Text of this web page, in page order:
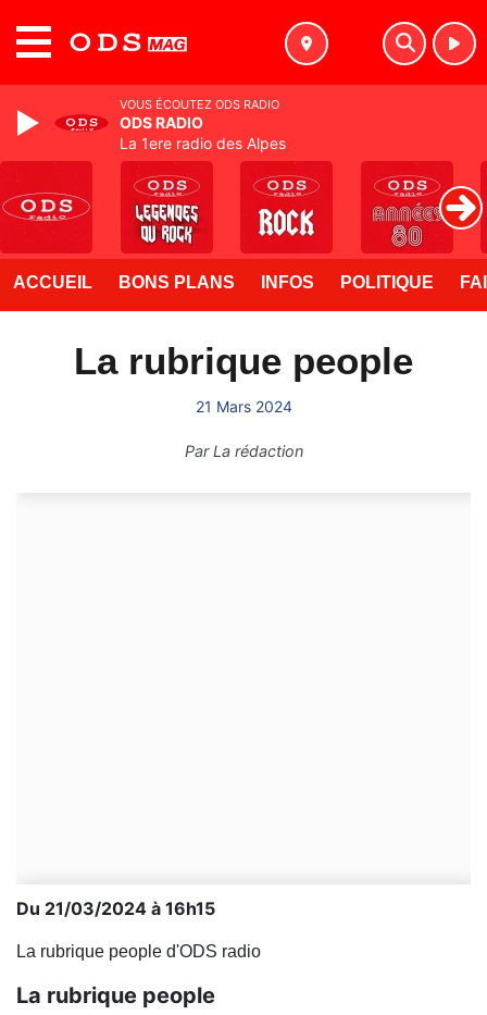
ACCUEIL BONS PLANS INFOS POLITIQUE
La rubrique people
21 Mars 2024
ParLa rédaction
Du 21/03/2024 à 16h15
La rubrique people d'ODS radio
La rubrique people
VOUS ÉCOUTEZ ODS RADIO
ODS RADIO
La 1ere radio des Alpes